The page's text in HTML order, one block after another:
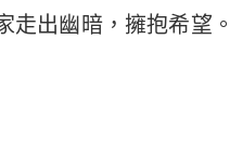
走出幽暗，擁抱希望。